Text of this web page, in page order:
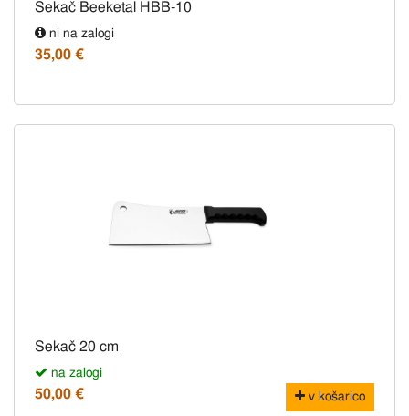
Sekač Beeketal HBB-10
ni na zalogi
35,00 €
Sekač 20 cm
na zalogi
50,00 € v košarico